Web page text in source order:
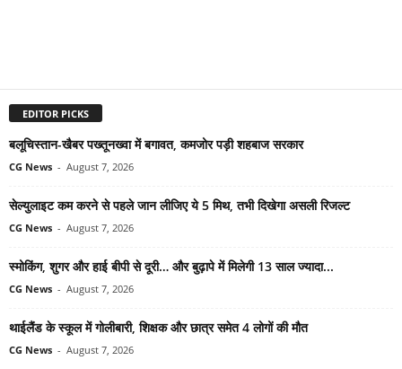
EDITOR PICKS
बलूचिस्तान-खैबर पख्तूनख्वा में बगावत, कमजोर पड़ी शहबाज सरकार
CG News - August 7, 2026
सेल्युलाइट कम करने से पहले जान लीजिए ये 5 मिथ, तभी दिखेगा असली रिजल्ट
CG News - August 7, 2026
स्मोकिंग, शुगर और हाई बीपी से दूरी… और बुढ़ापे में मिलेगी 13 साल ज्यादा...
CG News - August 7, 2026
थाईलैंड के स्कूल में गोलीबारी, शिक्षक और छात्र समेत 4 लोगों की मौत
CG News - August 7, 2026